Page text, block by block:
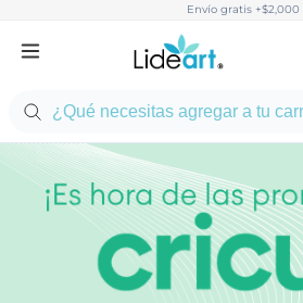
Envío gratis +$2,000